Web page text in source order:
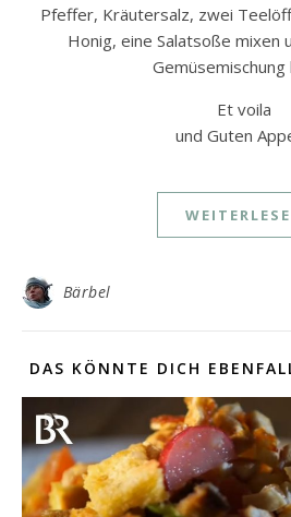
Pfeffer, Kräutersalz, zwei
Honig, eine Salatsoße mixen
Gemüsemischung
Et voila
und Guten
Bärbel
DAS KÖNNTE DICH